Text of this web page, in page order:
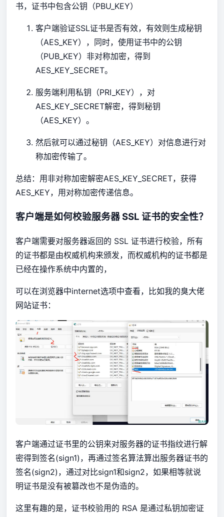
书，证书中包含公钥（PBU_KEY）
客户端验证SSL证书是否有效，有效则生成秘钥
（AES_KEY），同时，使用证书中的公钥
（PUB_KEY）非对称加密，得到
AES_KEY_SECRET。
服务端利用私钥（PRI_KEY），对
AES_KEY_SECRET解密，得到秘钥
（AES_KEY）。
然后就可以通过秘钥（AES_KEY）对信息进行对
称加密传输了。
总结：用非对称加密解密AES_KEY_SECRET，获得
AES_KEY，用对称加密传递信息。
客户端是如何校验服务器 SSL 证书的安全性？
客户端需要对服务器返回的 SSL 证书进行校验，所有
的证书都是由权威机构来颁发，而权威机构的证书都是
已经在操作系统中内置的，
可以在浏览器中internet选项中查看，比如我的臭大佬
网站证书：
客户端通过证书里的公钥来对服务器的证书指纹进行解
密得到签名(sign1)，再通过签名算法算出服务器证书的
签名(sign2)，通过对比sign1和sign2，如果相等就说
明证书是没有被篡改也不是伪造的。
这里有趣的是，证书校验用的 RSA 是通过私钥加密证